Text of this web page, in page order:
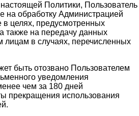
Политики, Пользователь
на обработку Администрацией
целях, предусмотренных
также на передачу данных
лицам в случаях, перечисленных
быть отозвано Пользователем
уведомления
чем за 180 дней
прекращения использования